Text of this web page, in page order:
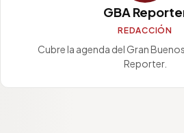
GBA
REDACCIÓN
Cubre la agenda del Gran
Reporter.